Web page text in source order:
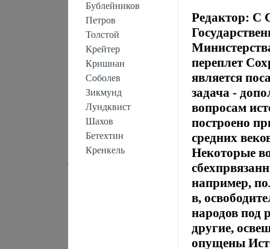
Бублейников
Петров
Толстой
Крейтер
Кришнан
Соболев
Зикмунд
Лундквист
Шахов
Бетехтин
Кренкель
Редактор: С
переплет
является
задача -
вопросам
построено
средних
Некоторые
например,
в,
народов под
другие,
опущены